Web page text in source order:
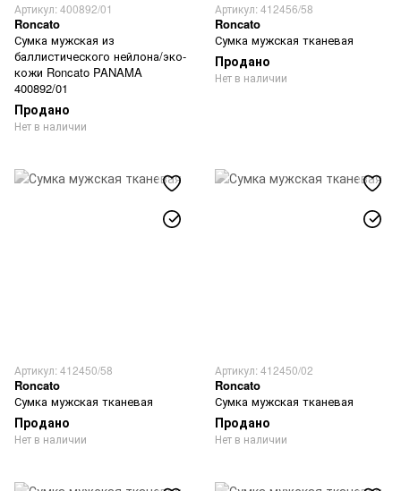
Артикул: 400892/01
Roncato
Сумка мужская из
баллистического нейлона/эко-
кожи Roncato PANAMA
400892/01
Продано
Нет в наличии
Артикул: 412456/58
Roncato
Сумка мужская тканевая
Продано
Нет в наличии
Артикул: 412450/58
Roncato
Сумка мужская тканевая
Продано
Нет в наличии
Артикул: 412450/02
Roncato
Сумка мужская тканевая
Продано
Нет в наличии